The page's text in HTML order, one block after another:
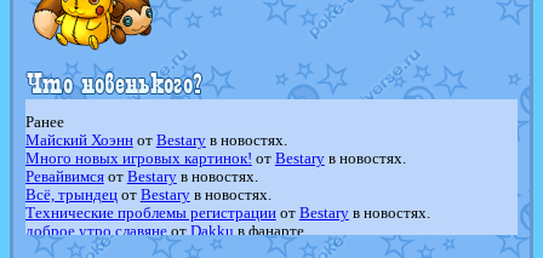
Ранее
Майский Хоэннот Bestaryв новостях.
Много новых игровых картинок! от Bestaryв новостях.
Ревайвимсяот Bestaryв новостях.
Всё, трындецот Bestaryв новостях.
Технические проблемы регистрацииот Bestaryв новостях.
доброе утро славянеот Dakku в фанарте.
Йолда и Мимикью отMavisNyanCatв фанарте.